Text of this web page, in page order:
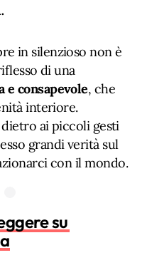
.
in silenzioso non è
di una
e consapevole, che
interiore.
dietro ai piccoli gesti
grandi verità sul
con il mondo.
su